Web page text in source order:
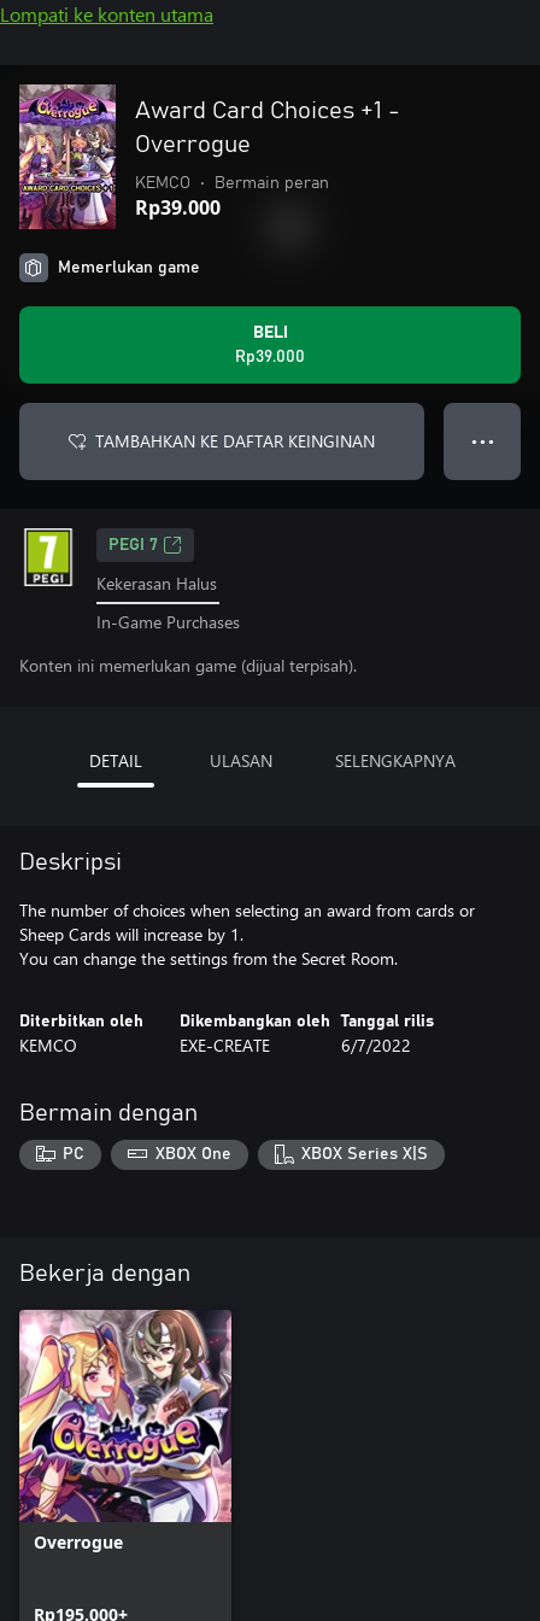
Lompati ke konten utama
Award Card Choices +1 -
Overrogue
KEMCO • Bermain peran
Rp39.000
Memerlukan game
BELI
Rp39.000
TAMBAHKAN KE DAFTAR KEINGINAN ● ● ●
PEGI 7
Kekerasan Halus
In-Game Purchases
Konten ini memerlukan game (dijual terpisah).
DETAIL ULASAN SELENGKAPNYA
Deskripsi
The number of choices when selecting an award from cards or
Sheep Cards will increase by 1.
You can change the settings from the Secret Room.
Diterbitkan oleh
KEMCO
Dikembangkan oleh
EXE-CREATE
Tanggal rilis
6/7/2022
Bermain dengan
PC XBOX One XBOX Series X|S
Bekerja dengan
Overrogue
Rp195.000+